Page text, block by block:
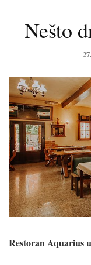
Nešto
Restoran Aquarius